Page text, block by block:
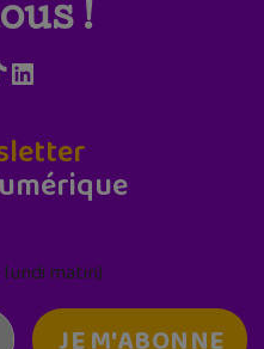
!
LinkedIn
matin)